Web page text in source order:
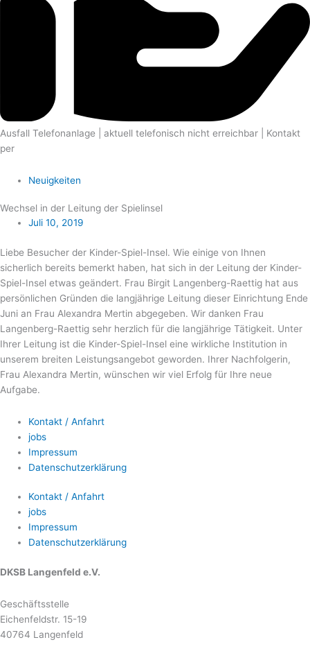
Ausfall Telefonanlage | aktuell telefonisch nicht erreichbar | Kontakt
per
Neuigkeiten
Wechsel in der Leitung der Spielinsel
Juli 10, 2019
Liebe Besucher der Kinder-Spiel-Insel. Wie einige von Ihnen
sicherlich bereits bemerkt haben, hat sich in der Leitung der Kinder-
Spiel-Insel etwas geändert. Frau Birgit Langenberg-Raettig hat aus
persönlichen Gründen die langjährige Leitung dieser Einrichtung Ende
Juni an Frau Alexandra Mertin abgegeben. Wir danken Frau
Langenberg-Raettig sehr herzlich für die langjährige Tätigkeit. Unter
Ihrer Leitung ist die Kinder-Spiel-Insel eine wirkliche Institution in
unserem breiten Leistungsangebot geworden. Ihrer Nachfolgerin,
Frau Alexandra Mertin, wünschen wir viel Erfolg für Ihre neue
Aufgabe.
Kontakt / Anfahrt
jobs
Impressum
Datenschutzerklärung
Kontakt / Anfahrt
jobs
Impressum
Datenschutzerklärung
DKSB Langenfeld e.V.
Geschäftsstelle
Eichenfeldstr. 15-19
40764 Langenfeld